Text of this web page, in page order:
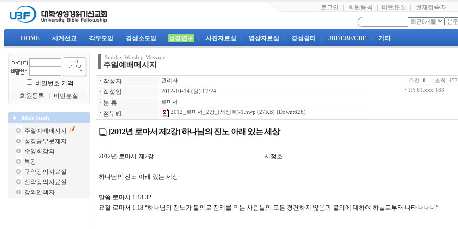
로그인 회원등록 비번분실 현재접속자
HOME 세계선교 각부모임 경성소모임 성경연구 사진자료실 영상자료실 경성쉼터 JBF/EBF/CBF 기타
비밀번호 기억
회원등록
비번분실
Bible Study
주일예배메시지
성경공부문제지
수양회강의
특강
구약강의자료실
신약강의자료실
강의안책자
Sunday Worship Message
주일예배메시지
ㆍ 작성자 관리자
ㆍ 작성일 2012-10-14 (일) 12:24
ㆍ 분 류 로마서
ㆍ 첨부#1 2012_로마서_2강_(서정호)-1.hwp (27KB) (Down:626)
ㆍ추천: 0 ㆍ조회:
ㆍ IP: 61.xxx.183
[2012년 로마서 제2강] 하나님의 진노 아래 있는 세상
2012년 로마서 제2강 서정호
하나님의 진노 아래 있는 세상
말씀 로마서 1:18-32
요절 로마서 1:18 “하나님의 진노가 불의로 진리를 막는 사람들의 모든 경건하지 않음과 불의에 대하여 하늘로부터 나타나나니”